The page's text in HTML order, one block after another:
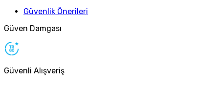
Güvenlik Önerileri
Güven Damgası
Güvenli Alışveriş